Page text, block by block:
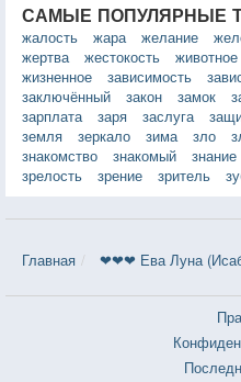
САМЫЕ ПОПУЛЯРНЫЕ
жалость
жара желание
жертва
жестокость животное
жизненное
зависимость
заключённый
закон замок
зарплата
заря заслуга
земля
зеркало зима зло
знакомство
знакомый знание
зрелость
зрение зритель
Главная ❤❤❤ Ева Луна